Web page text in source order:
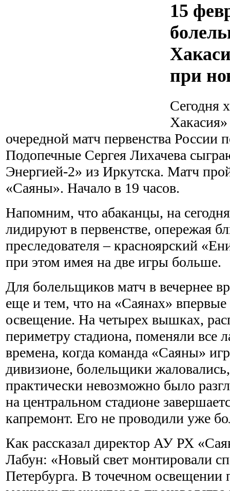
15
при
Сегодня
очередной матч первенства России
Подопечные Сергея Лихачева
Энергией-2» из Иркутска. Матч
«Саяны». Начало в 19 часов.
Напомним, что абаканцы, на
лидируют в первенстве, опережая
преследователя – красноярский
при этом имея на две игры больше.
Для болельщиков матч в вечернее
еще и тем, что на «Саянах»
освещение. На четырех вышках,
периметру стадиона, поменяли все
времена, когда команда «Саяны»
дивизионе, болельщики
практически невозможно было
на центральном стадионе
капремонт. Его не проводили уже
Как рассказал директор АУ РХ
Лабун: «Новый свет монтировали
Петербурга. В точечном освещении